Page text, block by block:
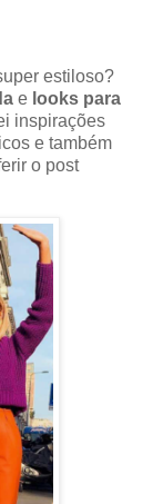
estiloso?
e looks para
inspirações
e também
o post